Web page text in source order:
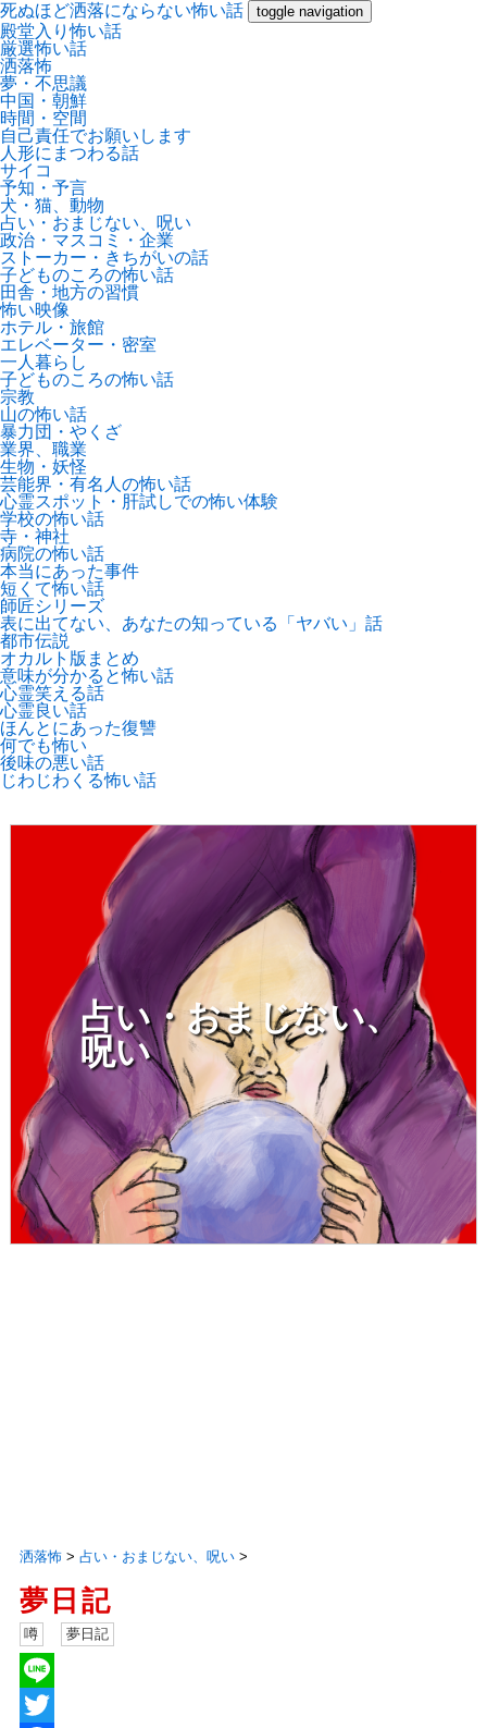
死ぬほど洒落にならない怖い話 toggle navigation
殿堂入り怖い話
厳選怖い話
洒落怖
夢・不思議
中国・朝鮮
時間・空間
自己責任でお願いします
人形にまつわる話
サイコ
予知・予言
犬・猫、動物
占い・おまじない、呪い
政治・マスコミ・企業
ストーカー・きちがいの話
子どものころの怖い話
田舎・地方の習慣
怖い映像
ホテル・旅館
エレベーター・密室
一人暮らし
子どものころの怖い話
宗教
山の怖い話
暴力団・やくざ
業界、職業
生物・妖怪
芸能界・有名人の怖い話
心霊スポット・肝試しでの怖い体験
学校の怖い話
寺・神社
病院の怖い話
本当にあった事件
短くて怖い話
師匠シリーズ
表に出てない、あなたの知っている「ヤバい」話
都市伝説
オカルト版まとめ
意味が分かると怖い話
心霊笑える話
心霊良い話
ほんとにあった復讐
何でも怖い
後味の悪い話
じわじわくる怖い話
占い・おまじない、
呪い
洒落怖> 占い・おまじない、呪い>
夢日記
噂 夢日記
L